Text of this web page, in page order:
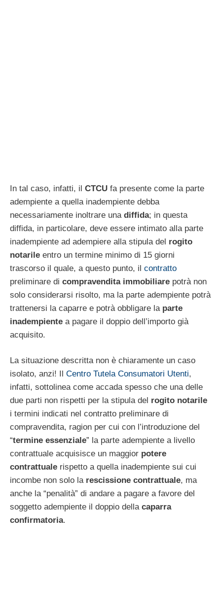
In tal caso, infatti, il CTCU fa presente come la parte
adempiente a quella inadempiente debba
necessariamente inoltrare una diffida; in questa
diffida, in particolare, deve essere intimato alla parte
inadempiente ad adempiere alla stipula del rogito
notarile entro un termine minimo di 15 giorni
trascorso il quale, a questo punto, il contratto
preliminare di compravendita immobiliare potrà non
solo considerarsi risolto, ma la parte adempiente potrà
trattenersi la caparre e potrà obbligare la parte
inadempiente a pagare il doppio dell’importo già
acquisito.
La situazione descritta non è chiaramente un caso
isolato, anzi! Il Centro Tutela Consumatori Utenti,
infatti, sottolinea come accada spesso che una delle
due parti non rispetti per la stipula del rogito notarile
i termini indicati nel contratto preliminare di
compravendita, ragion per cui con l’introduzione del
“termine essenziale” la parte adempiente a livello
contrattuale acquisisce un maggior potere
contrattuale rispetto a quella inadempiente sui cui
incombe non solo la rescissione contrattuale, ma
anche la “penalità” di andare a pagare a favore del
soggetto adempiente il doppio della caparra
confirmatoria.